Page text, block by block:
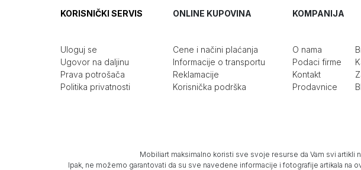
KORISNIČKI SERVIS
Uloguj se
Ugovor na daljinu
Prava potrošača
Politika privatnosti
ONLINE KUPOVINA
Cene i načini plaćanja
Informacije o transportu
Reklamacije
Korisnička podrška
KOMPANIJA
O nama
Podaci firme
Kontakt
Prodavnice
Mobiliart maksimalno koristi sve svoje resurse da Vam svi artikli
Ipak, ne možemo garantovati da su sve navedene informacije i fotografije artikala na